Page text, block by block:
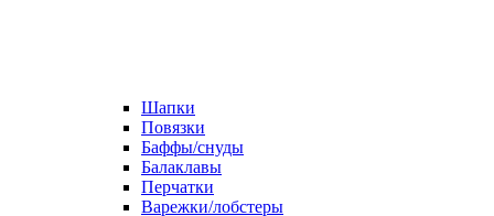
Шапки
Повязки
Баффы/снуды
Балаклавы
Перчатки
Варежки/лобстеры